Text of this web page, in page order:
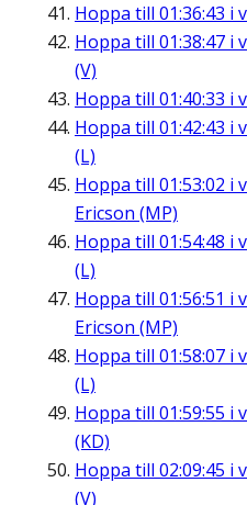
Hoppa till 01:36:43 i
Hoppa till 01:38:47 i
(V)
Hoppa till 01:40:33 i
Hoppa till 01:42:43 i
(L)
Hoppa till 01:53:02 i
Ericson (MP)
Hoppa till 01:54:48 i
(L)
Hoppa till 01:56:51 i
Ericson (MP)
Hoppa till 01:58:07 i
(L)
Hoppa till 01:59:55 i
(KD)
Hoppa till 02:09:45 i
(V)